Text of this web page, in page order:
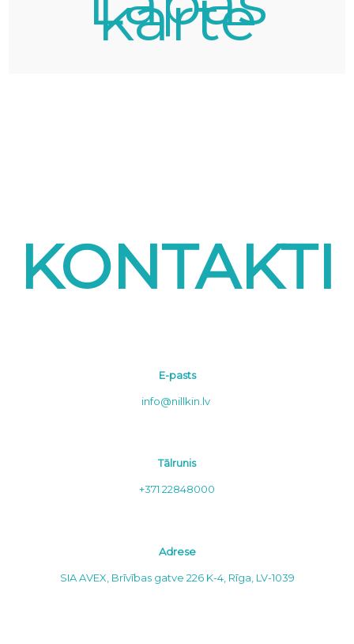
karte
KONTAKTI
E-pasts
info@nillkin.lv
Tālrunis
+371 22848000
Adrese
SIA AVEX, Brīvības gatve 226 K-4, Rīga, LV-1039